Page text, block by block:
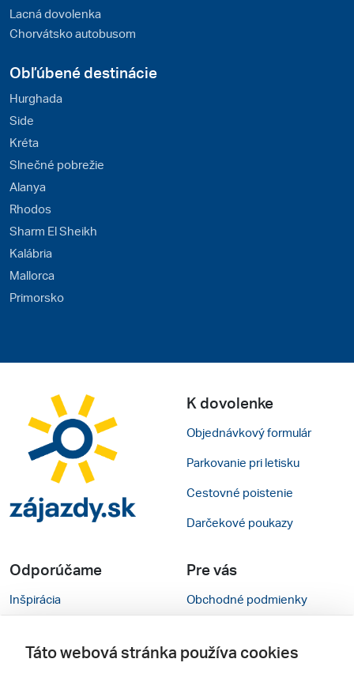
Lacná dovolenka
Chorvátsko autobusom
Obľúbené destinácie
Hurghada
Side
Kréta
Slnečné pobrežie
Alanya
Rhodos
Sharm El Sheikh
Kalábria
Mallorca
Primorsko
K dovolenke
Objednávkový formulár
Parkovanie pri letisku
Cestovné poistenie
Darčekové poukazy
Odporúčame
Inšpirácia
Cestovné kancelárie
Pre vás
Obchodné podmienky
Nastavenie cookies
Táto webová stránka používa cookies